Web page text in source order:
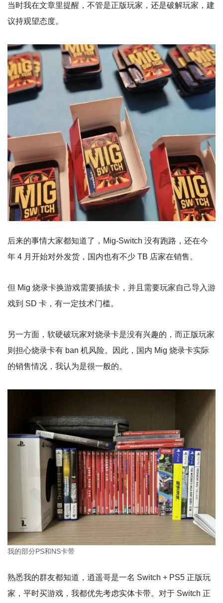
当时我在文章里提醒，不管是正版玩家，还是破解玩家，建
议持观望态度。
后来的事情大家都知道了，Mig-Switch 没有跑路，还在今
年 4 月开始对外发货，国内也有不少 TB 店家在销售。
但 Mig 烧录卡换游戏需要插拔卡，并且需要玩家自己导入游
戏到 SD 卡，有一定技术门槛。
另一方面，软硬破玩家对烧录卡是没有兴趣的，而正版玩家
则担心烧录卡有 ban 机风险。因此，国内 Mig 烧录卡实际
的销售情况，我认为是很一般的。
我的部分PS和NS卡带
熟悉我的群友都知道，逍遥哥是一名 Switch + PS5 正版玩
家，平时买游戏，我都优先考虑实体卡带。对于 Switch 正